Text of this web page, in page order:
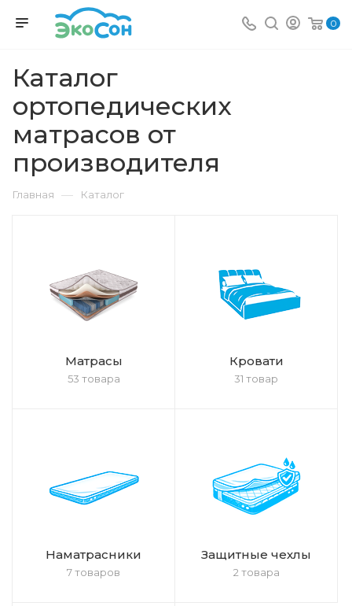
0
Каталог
ортопедических
матрасов от
производителя
Главная — Каталог
Матрасы
53 товара
Кровати
31 товар
Наматрасники
7 товаров
Защитные чехлы
2 товара